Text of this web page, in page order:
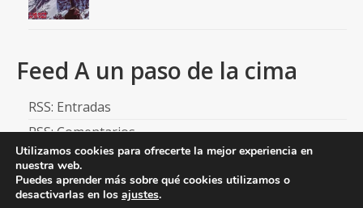
Feed A un paso de la cima
RSS: Entradas
RSS: Comentarios
Utilizamos cookies para ofrecerte la mejor experiencia en
nuestra web.
Puedes aprender más sobre qué cookies utilizamos o
desactivarlas en los ajustes.